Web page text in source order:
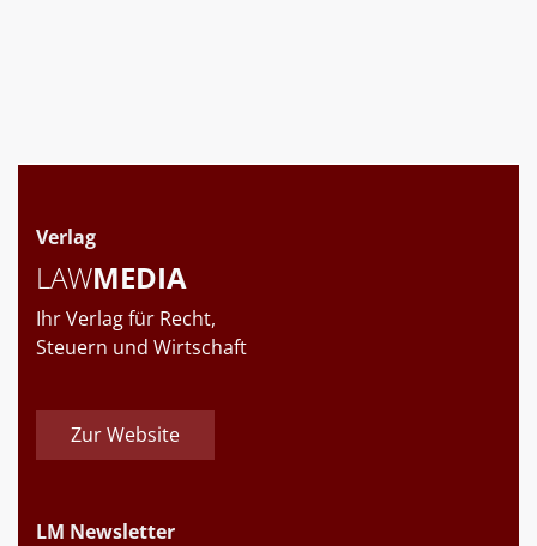
Verlag
LAWMEDIA
Ihr Verlag für Recht,
Steuern und Wirtschaft
Zur Website
LM Newsletter